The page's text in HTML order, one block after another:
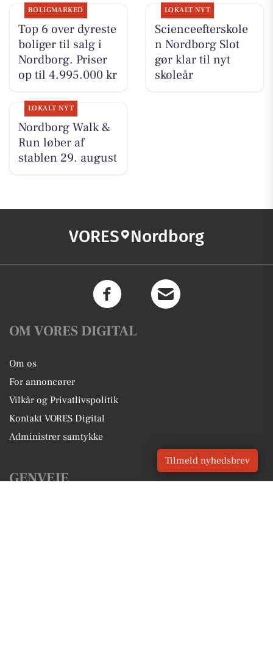
BOLIGMARKED
Top 6 over dyreste
boliger til salg i
Nordborg. Priser
op til 4.995.000 kr
LOKALT NYT
Scienceefterskole
n Nordborg Slot
gør klar til nyt
skoleår
LOKALT NYT
Nordborg Walk &
Run løber af
stablen 29. august
VORES Nordborg
OM VORES DIGITAL
Om os
For annoncører
Vilkår og Privatlivspolitik
Kontakt VORES Digital
Administrer samtykke
GENVEJE
Tilmeld nyhedsbrev